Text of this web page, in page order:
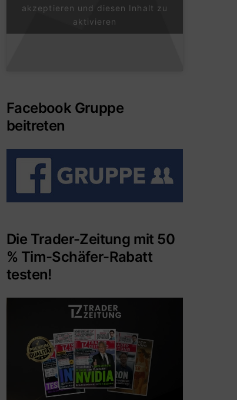
akzeptieren und diesen Inhalt zu
aktivieren
Facebook Gruppe
beitreten
Die Trader-Zeitung mit 50
% Tim-Schäfer-Rabatt
testen!